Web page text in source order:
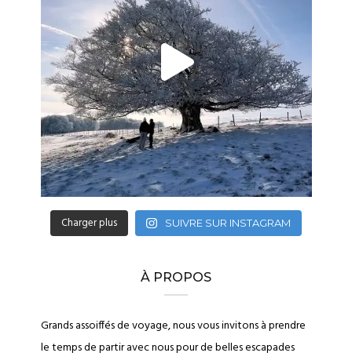
Charger plus SUIVRE SUR INSTAGRAM
À PROPOS
Grands assoiffés de voyage, nous vous invitons à prendre
le temps de partir avec nous pour de belles escapades